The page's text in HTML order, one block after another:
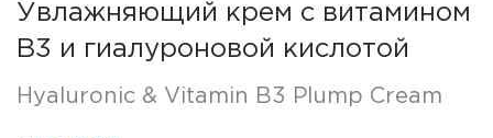
Увлажняющий крем с витамином
В3 и гиалуроновой кислотой
Hyaluronic & Vitamin B3 Plump Cream